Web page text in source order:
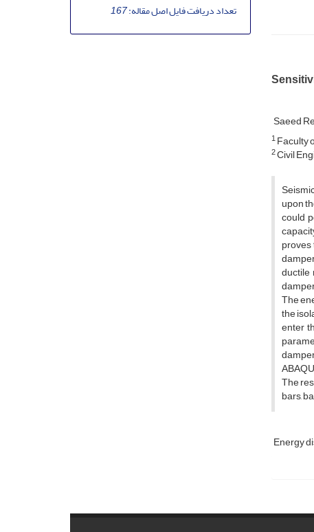
Saeed
1Faculty
2Civil
upon
could
The
the
enter
The
bars,
Energy
تعداد دریافت فایل اصل مقاله:167